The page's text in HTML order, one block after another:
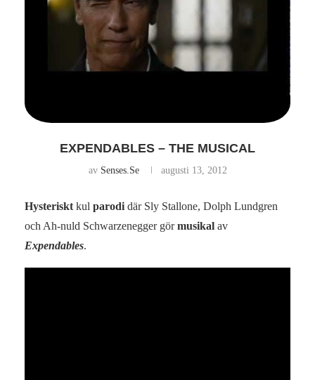
EXPENDABLES – THE MUSICAL
av Senses.se augusti 13, 2012
Hysteriskt kul parodi där Sly Stallone, Dolph Lundgren
och Ah-nuld Schwarzenegger görmusikal av
Expendables.